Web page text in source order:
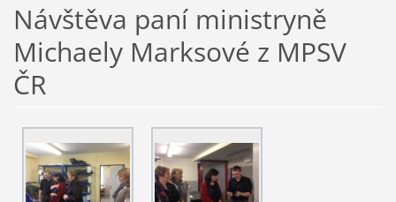
Návštěva paní ministryně
Michaely Marksové z MPSV
ČR